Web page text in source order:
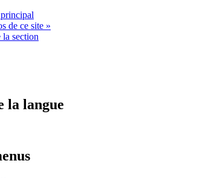
de ce site »
la section
la langue